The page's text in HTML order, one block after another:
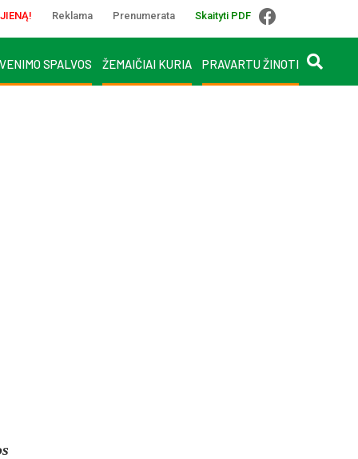
Reklama Prenumerata Skaityti PDF
SPALVOS ŽEMAIČIAI KURIA PRAVARTU ŽINOTI